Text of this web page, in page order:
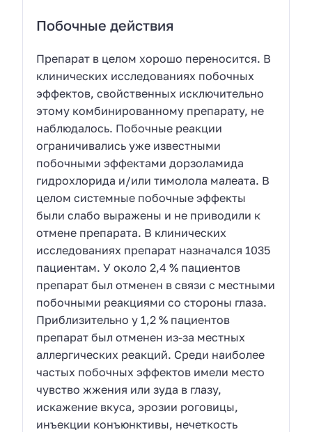
Побочные действия
Препарат в целом хорошо переносится. В
клинических исследованиях побочных
эффектов, свойственных исключительно
этому комбинированному препарату, не
наблюдалось. Побочные реакции
ограничивались уже известными
побочными эффектами дорзоламида
гидрохлорида и/или тимолола малеата. В
целом системные побочные эффекты
были слабо выражены и не приводили к
отмене препарата. В клинических
исследованиях препарат назначался 1035
пациентам. У около 2,4 % пациентов
препарат был отменен в связи с местными
побочными реакциями со стороны глаза.
Приблизительно у 1,2 % пациентов
препарат был отменен из-за местных
аллергических реакций. Среди наиболее
частых побочных эффектов имели место
чувство жжения или зуда в глазу,
искажение вкуса, эрозии роговицы,
инъекции конъюнктивы, нечеткость